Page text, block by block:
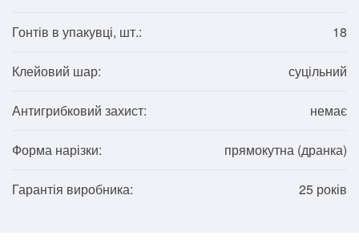
Гонтів в упакувці, шт.: 18
Клейовий шар: суцільний
Антигрибковий захист: немає
Форма нарізки: прямокутна (дранка)
Гарантія виробника: 25 років